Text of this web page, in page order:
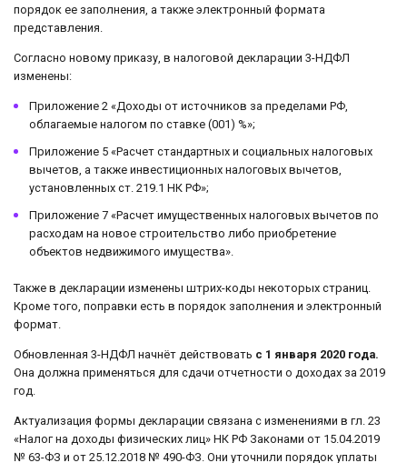
порядок ее заполнения, а также электронный формата
представления.
Согласно новому приказу, в налоговой декларации 3-НДФЛ
изменены:
Приложение 2 «Доходы от источников за пределами РФ,
облагаемые налогом по ставке (001) %»;
Приложение 5 «Расчет стандартных и социальных налоговых
вычетов, а также инвестиционных налоговых вычетов,
установленных ст. 219.1 НК РФ»;
Приложение 7 «Расчет имущественных налоговых вычетов по
расходам на новое строительство либо приобретение
объектов недвижимого имущества».
Также в декларации изменены штрих-коды некоторых страниц.
Кроме того, поправки есть в порядок заполнения и электронный
формат.
Обновленная 3-НДФЛ начнёт действовать с 1 января 2020 года.
Она должна применяться для сдачи отчетности о доходах за 2019
год.
Актуализация формы декларации связана с изменениями в гл. 23
«Налог на доходы физических лиц» НК РФ Законами от 15.04.2019
№ 63-ФЗ и от 25.12.2018 № 490-ФЗ. Они уточнили порядок уплаты